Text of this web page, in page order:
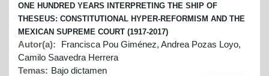
ONE HUNDRED YEARS INTERPRETING THE SHIP OF
THESEUS: CONSTITUTIONAL HYPER-REFORMISM AND THE
MEXICAN SUPREME COURT (1917-2017)
Autor(a):
Francisca Pou Giménez, Andrea Pozas Loyo,
Camilo Saavedra Herrera
Temas: Bajo dictamen